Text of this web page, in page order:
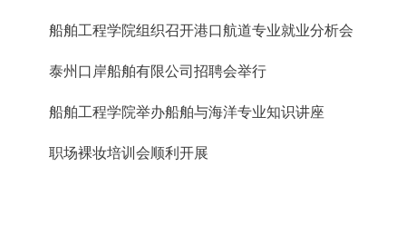
船舶工程学院组织召开港口航道专业就业分析会
泰州口岸船舶有限公司招聘会举行
船舶工程学院举办船舶与海洋专业知识讲座
职场裸妆培训会顺利开展